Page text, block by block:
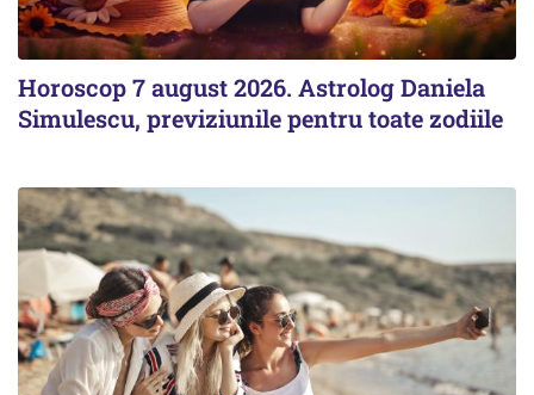
Horoscop 7 august 2026. Astrolog Daniela
Simulescu, previziunile pentru toate zodiile